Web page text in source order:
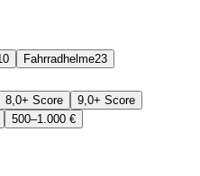
Fahrradhelme23
8,0+ Score
9,0+ Score
500–1.000 €